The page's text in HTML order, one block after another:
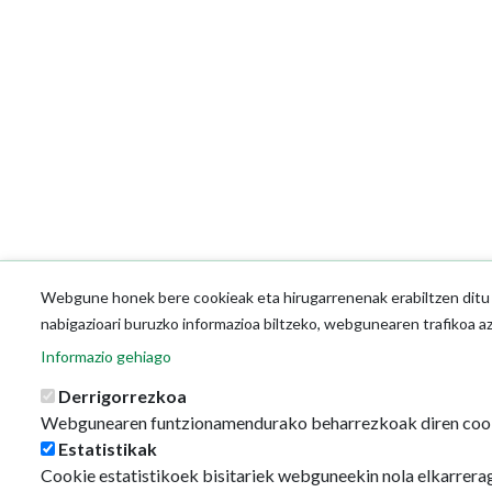
Webgune honek bere cookieak eta hirugarrenenak erabiltzen
nabigazioari buruzko informazioa biltzeko, webgunearen trafikoa
Informazio gehiago
Derrigorrezkoa
Webgunearen funtzionamendurako beharrezkoak diren
Estatistikak
Cookie estatistikoek bisitariek webguneekin nola